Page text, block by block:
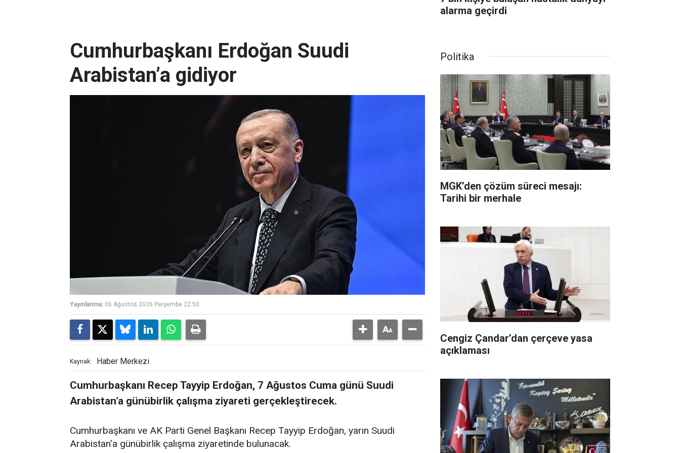
alarma geçirdi
Cumhurbaşkanı Erdoğan Suudi
Arabistan’a gidiyor
Yayınlanma: 06 Ağustos 2026 Perşembe 22:50
Kaynak: Haber Merkezi
Cumhurbaşkanı Recep Tayyip Erdoğan, 7 Ağustos Cuma günü Suudi
Arabistan’a günübirlik çalışma ziyareti gerçekleştirecek.
Cumhurbaşkanı ve AK Parti Genel Başkanı Recep Tayyip Erdoğan, yarın Suudi
Arabistan’a günübirlik çalışma ziyaretinde bulunacak.
Politika
MGK’den çözüm süreci mesajı:
Tarihi bir merhale
Cengiz Çandar’dan çerçeve yasa
açıklaması